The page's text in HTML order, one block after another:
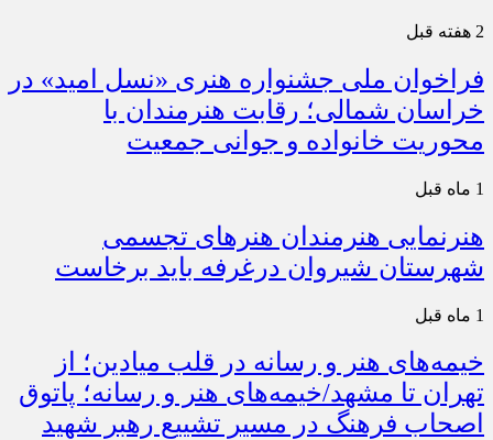
2 هفته قبل
فراخوان ملی جشنواره هنری «نسل امید» در
خراسان شمالی؛ رقابت هنرمندان با
محوریت خانواده و جوانی جمعیت
1 ماه قبل
هنرنمایی هنرمندان هنرهای تجسمی
شهرستان شیروان درغرفه باید برخاست
1 ماه قبل
خیمه‌های هنر و رسانه در قلب میادین؛ از
تهران تا مشهد/خیمه‌های هنر و رسانه؛ پاتوق
اصحاب فرهنگ در مسیر تشییع رهبر شهید